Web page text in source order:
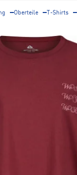
Oberteile T-Shirts